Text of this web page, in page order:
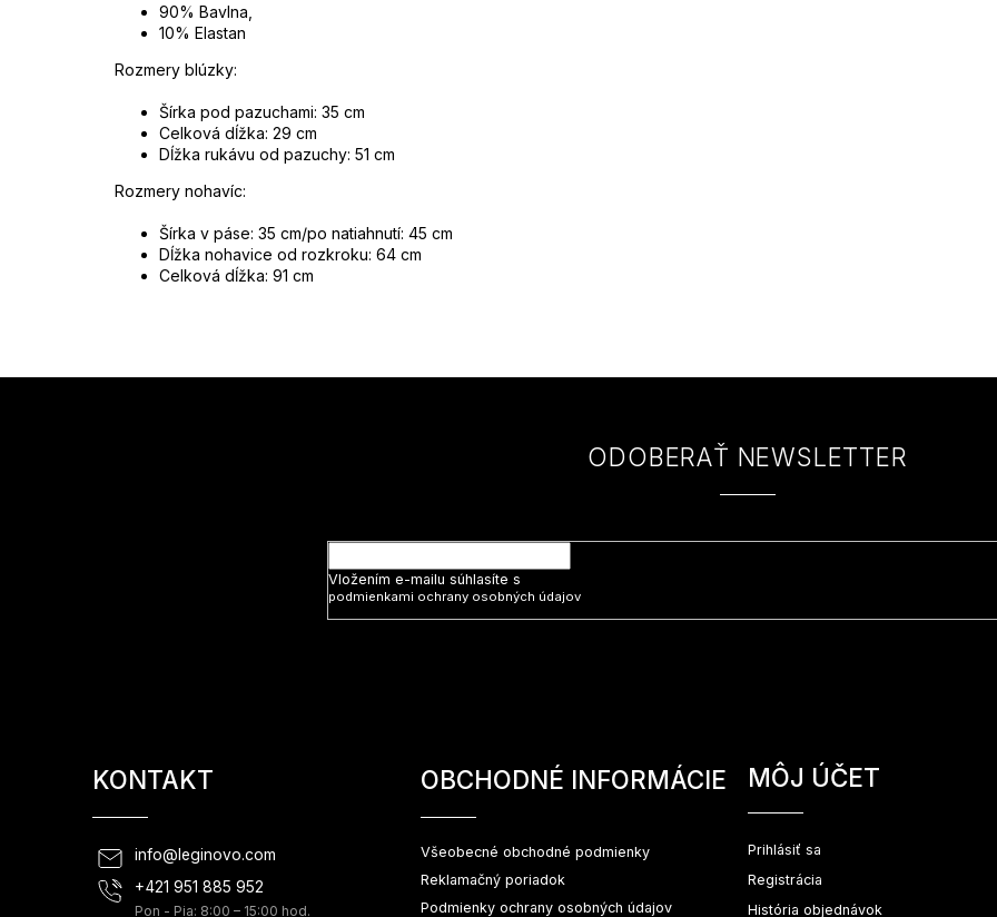
90% Bavlna,
10% Elastan
Rozmery blúzky:
Šírka pod pazuchami: 35 cm
Celková dĺžka: 29 cm
Dĺžka rukávu od pazuchy: 51 cm
Rozmery nohavíc:
Šírka v páse: 35 cm/po natiahnutí: 45 cm
Dĺžka nohavice od rozkroku: 64 cm
Celková dĺžka: 91 cm
ODOBERAŤ NEWSLETTER
Vložením e-mailu súhlasíte s
podmienkami ochrany osobných údajov
KONTAKT
info@ leginovo.com
+421 951 885 952
Pon - Pia: 8:00 – 15:00 hod.
OBCHODNÉ INFORMÁCIE
Všeobecné obchodné podmienky
Reklamačný poriadok
Podmienky ochrany osobných údajov
MÔJ ÚČET
Prihlásiť sa
Registrácia
História objednávok